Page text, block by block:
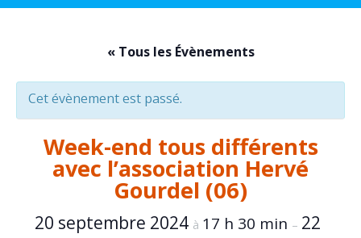
« Tous les Évènements
Cet évènement est passé.
Week-end tous différents
avec l’association Hervé
Gourdel (06)
20 septembre 2024 à 17 h 30 min – 22